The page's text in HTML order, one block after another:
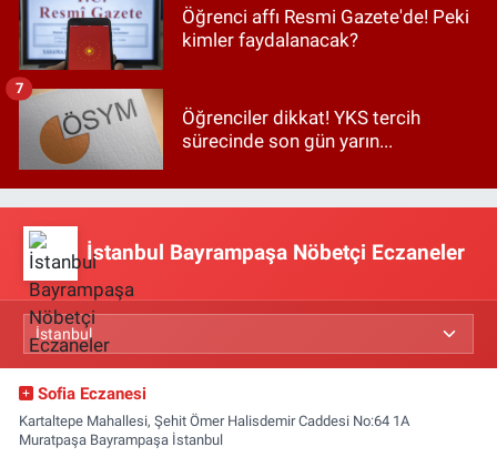
Öğrenci affı Resmi Gazete'de! Peki
kimler faydalanacak?
Öğrenciler dikkat! YKS tercih
sürecinde son gün yarın...
7
İstanbul Bayrampaşa Nöbetçi Eczaneler
Sofia Eczanesi
Kartaltepe Mahallesi, Şehit Ömer Halisdemir Caddesi No:64 1A
Muratpaşa Bayrampaşa İstanbul